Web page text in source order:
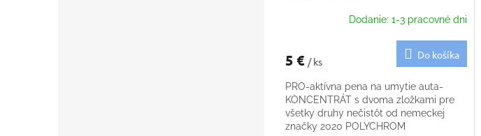
Dodanie: 1-3 pracovné dni
5 € / ks
Do košíka
PRO-aktívna pena na umytie auta-
KONCENTRÁT s dvoma zložkami pre
všetky druhy nečistôt od nemeckej
značky 2020 POLYCHROM